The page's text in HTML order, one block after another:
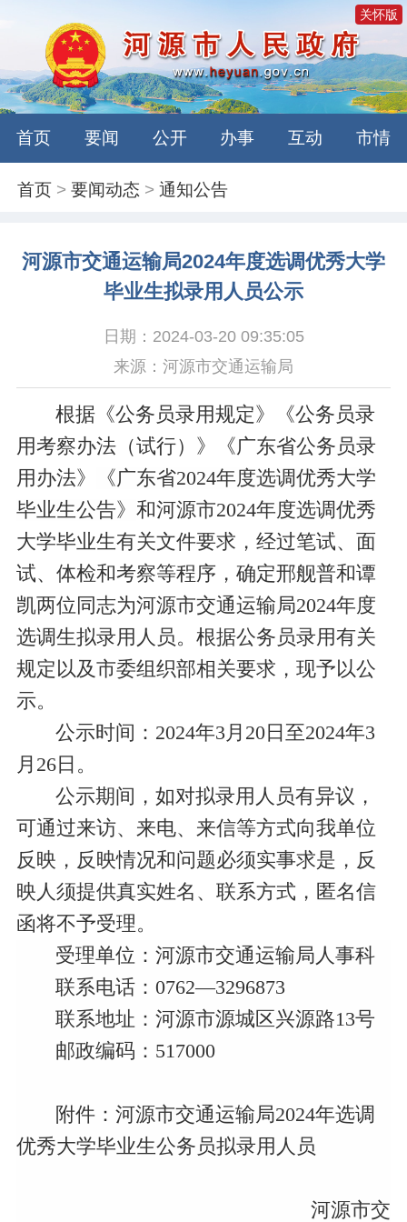
关怀版
首页 要闻 公开 办事 互动 市情
首页 >要闻动态 >通知公告
河源市交通运输局2024年度选调优秀大学
毕业生拟录用人员公示
日期：2024-03-20 09:35:05
来源：河源市交通运输局
根据《公务员录用规定》《公务员录
用考察办法（试行）》《广东省公务员录
用办法》
《广东省2024年度选调优秀大学
毕业生公告》 和河源市2024年度选调优秀
大学毕业生有关文件要求，经过笔试、面
试、体检和考察等程序，确定邢舰普和谭
凯两位同志为河源市交通运输局2024年度
选调生拟录用人员。根据公务员录用有关
规定以及市委组织部相关要求，现予以公
示。
公示时间：2024年3月20日至2024年3
月26日。
公示期间，如对拟录用人员有异议，
可通过来访、来电、来信等方式向我单位
反映，反映情况和问题必须实事求是，反
映人须提供真实姓名、联系方式，匿名信
函将不予受理。
受理单位：河源市交通运输局人事科
联系电话：0762—3296873
联系地址：河源市源城区兴源路13号
邮政编码：517000
附件： 河源市交通运输局2024年选调
优秀大学毕业生公务员拟录用人员
河源市交